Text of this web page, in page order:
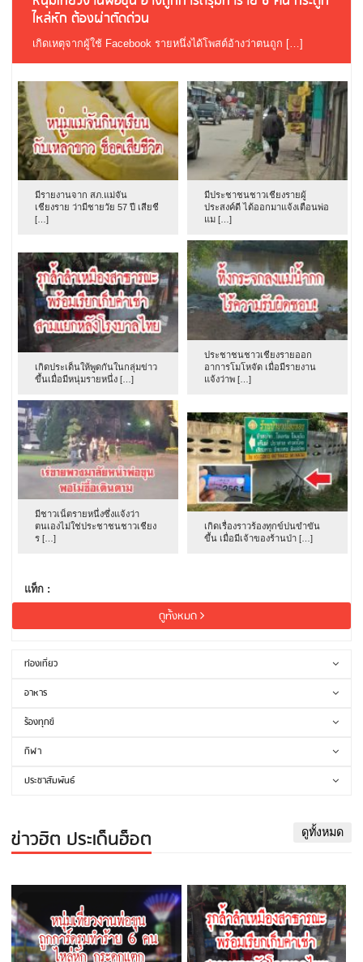
ไหล่หัก ต้องผ่าตัดด่วน
เกิดเหตุจากผู้ใช้ Facebook รายหนึ่งได้โพสต์อ้างว่าตนถูก […]
มีรายงานจาก สภ.แม่จัน
เชียงราย ว่ามีชายวัย 57 ปี เสียชี
[…]
มีประชาชนชาวเชียงรายผู้
ประสงค์ดี ได้ออกมาแจ้งเตือนพ่อ
แม […]
เกิดประเด็นให้พูดกันในกลุ่มข่าว
ขึ้นเมื่อมีหนุ่มรายหนึ่ง […]
ประชาชนชาวเชียงรายออก
อาการโมโหจัด เมื่อมีรายงาน
แจ้งว่าพ […]
มีชาวเน็ตรายหนึ่งซึ่งแจ้งว่า
ตนเองไม่ใช่ประชาชนชาวเชียง
ร […]
เกิดเรื่องราวร้องทุกข์ปนขำขัน
ขึ้น เมื่อมีเจ้าของร้านป่า […]
แท็ก :
ดูทั้งหมด
ท่องเที่ยว
อาหาร
ร้องทุกข์
กีฬา
ประชาสัมพันธ์
ข่าวฮิต ประเด็นฮ็อต ดูทั้งหมด